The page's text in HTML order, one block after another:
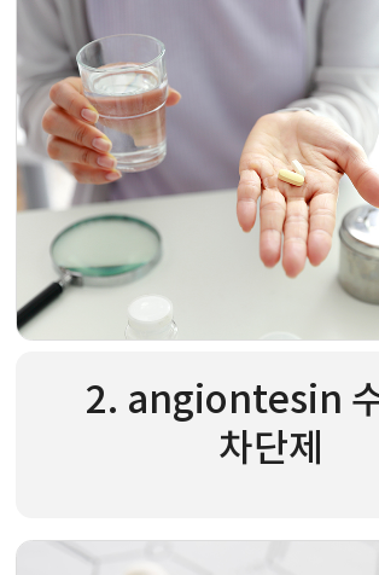
2. angiontesin 수
차단제